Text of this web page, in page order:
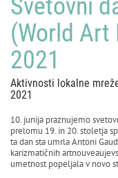
Svetovni
(World Art
2021
Aktivnosti lokalne
2021
10. junija praznujemo
prelomu 19. in 20. stoletja
ta dan sta umrla Antoni
karizmatičnih
umetnost popeljala v novo